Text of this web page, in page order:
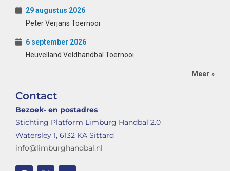
29 augustus 2026
Peter Verjans Toernooi
6 september 2026
Heuvelland Veldhandbal Toernooi
Meer »
Contact
Bezoek- en postadres
Stichting Platform Limburg Handbal 2.0
Watersley 1, 6132 KA Sittard
info@limburghandbal.nl